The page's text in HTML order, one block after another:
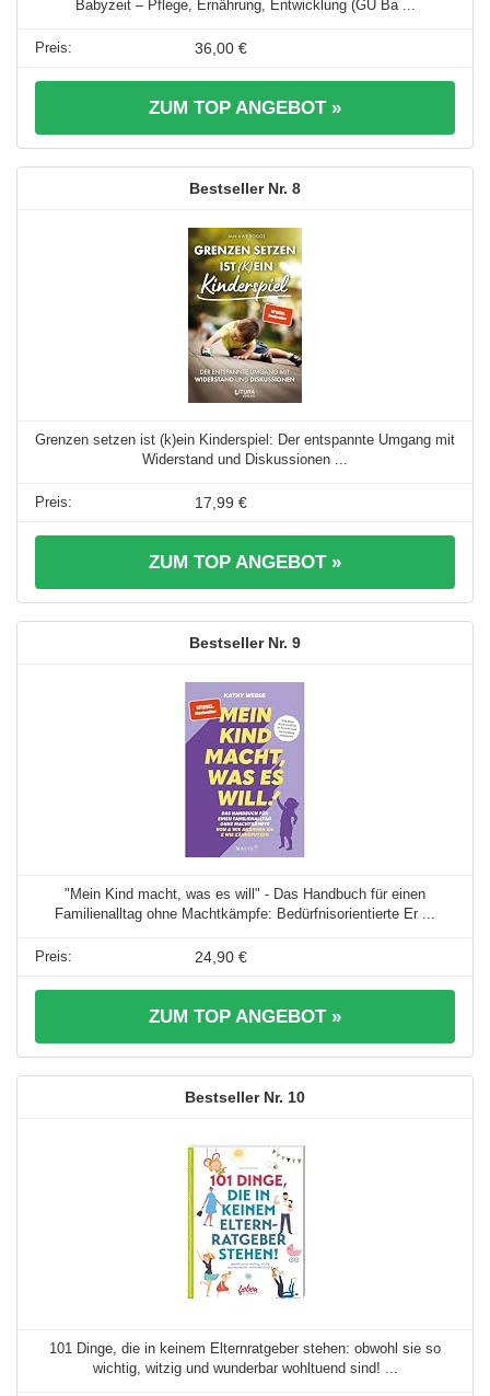
Babyzeit – Pflege, Ernährung, Entwicklung (GU Ba ...
36,00 €
ZUM TOP ANGEBOT »
8
Grenzen setzen ist (k)ein Kinderspiel: Der entspannte Umgang mit
Widerstand und Diskussionen ...
17,99 €
ZUM TOP ANGEBOT »
9
"Mein Kind macht, was es will" - Das Handbuch für einen
Familienalltag ohne Machtkämpfe: Bedürfnisorientierte Er ...
24,90 €
ZUM TOP ANGEBOT »
10
101 Dinge, die in keinem Elternratgeber stehen: obwohl sie so
wichtig, witzig und wunderbar wohltuend sind! ...